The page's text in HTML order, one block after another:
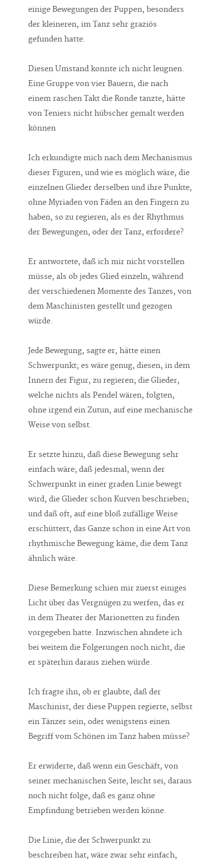
einige Bewegungen der Puppen, besonders
der kleineren, im Tanz sehr graziös
gefunden hatte.
Diesen Umstand konnte ich nicht leugnen.
Eine Gruppe von vier Bauern, die nach
einem raschen Takt die Ronde tanzte, hätte
von Teniers nicht hübscher gemalt werden
können
Ich erkundigte mich nach dem Mechanismus
dieser Figuren, und wie es möglich wäre, die
einzelnen Glieder derselben und ihre Punkte,
ohne Myriaden von Fäden an den Fingern zu
haben, so zu regieren, als es der Rhythmus
der Bewegungen, oder der Tanz, erfordere?
Er antwortete, daß ich mir nicht vorstellen
müsse, als ob jedes Glied einzeln, während
der verschiedenen Momente des Tanzes, von
dem Maschinisten gestellt und gezogen
würde.
Jede Bewegung, sagte er, hätte einen
Schwerpunkt; es wäre genug, diesen, in dem
Innern der Figur, zu regieren; die Glieder,
welche nichts als Pendel wären, folgten,
ohne irgend ein Zutun, auf eine mechanische
Weise von selbst.
Er setzte hinzu, daß diese Bewegung sehr
einfach wäre; daß jedesmal, wenn der
Schwerpunkt in einer graden Linie bewegt
wird, die Glieder schon Kurven beschrieben;
und daß oft, auf eine bloß zufällige Weise
erschüttert, das Ganze schon in eine Art von
rhythmische Bewegung käme, die dem Tanz
ähnlich wäre.
Diese Bemerkung schien mir zuerst einiges
Licht über das Vergnügen zu werfen, das er
in dem Theater der Marionetten zu finden
vorgegeben hatte. Inzwischen ahndete ich
bei weitem die Folgerungen noch nicht, die
er späterhin daraus ziehen würde.
Ich fragte ihn, ob er glaubte, daß der
Maschinist, der diese Puppen regierte, selbst
ein Tänzer sein, oder wenigstens einen
Begriff vom Schönen im Tanz haben müsse?
Er erwiderte, daß wenn ein Geschäft, von
seiner mechanischen Seite, leicht sei, daraus
noch nicht folge, daß es ganz ohne
Empfindung betrieben werden könne.
Die Linie, die der Schwerpunkt zu
beschreiben hat, wäre zwar sehr einfach,